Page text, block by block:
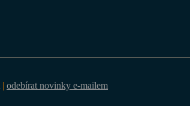
| odebírat novinky e-mailem